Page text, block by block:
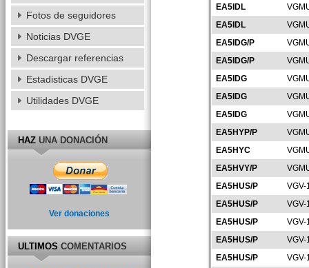
EA5IDL
EA5IDL
EA5IDG/P
EA5IDG/P
EA5IDG
EA5IDG
EA5IDG
EA5HYP/P
EA5HYC
EA5HVY/P
EA5HUS/P
VGV-
EA5HUS/P
VGV-
EA5HUS/P
VGV-
EA5HUS/P
VGV-
EA5HUS/P
VGV-
Fotos de seguidores
Noticias DVGE
Descargar referencias
Estadisticas DVGE
Utilidades DVGE
HAZUNA DONACIÓN
Ver donaciones
ULTIMOSCOMENTARIOS